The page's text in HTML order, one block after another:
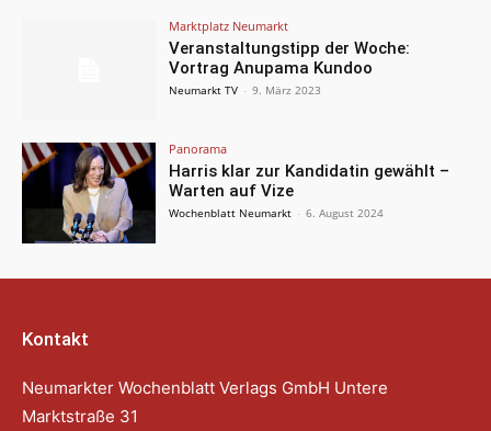
Marktplatz Neumarkt
Veranstaltungstipp der Woche:
Vortrag Anupama Kundoo
Neumarkt TV - 9. März 2023
Panorama
Harris klar zur Kandidatin gewählt –
Warten auf Vize
Wochenblatt Neumarkt - 6. August 2024
Kontakt
Neumarkter Wochenblatt Verlags GmbH Untere
Marktstraße 31